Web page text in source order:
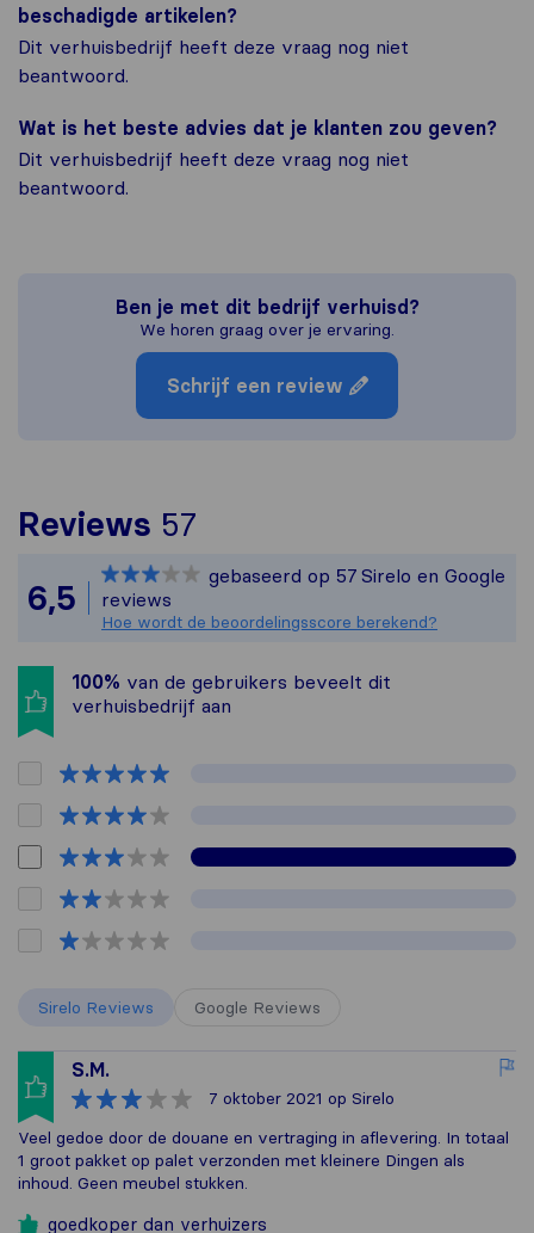
beschadigde artikelen?
Dit verhuisbedrijf heeft deze vraag nog niet
beantwoord.
Wat is het beste advies dat je klanten zou geven?
Dit verhuisbedrijf heeft deze vraag nog niet
beantwoord.
Ben je met dit bedrijf verhuisd?
We horen graag over je ervaring.
Schrijf een review
Reviews 57
Alle reviews van
6,5
gebaseerd op 57 Sirelo en Google
reviews
Hoe wordt de beoordelingsscore berekend?
100% van de gebruikers beveelt dit
verhuisbedrijf aan
Sirelo Reviews Google Reviews
S.M.
7 oktober 2021 op Sirelo
Veel gedoe door de douane en vertraging in aflevering. In totaal
1 groot pakket op palet verzonden met kleinere Dingen als
inhoud. Geen meubel stukken.
goedkoper dan verhuizers